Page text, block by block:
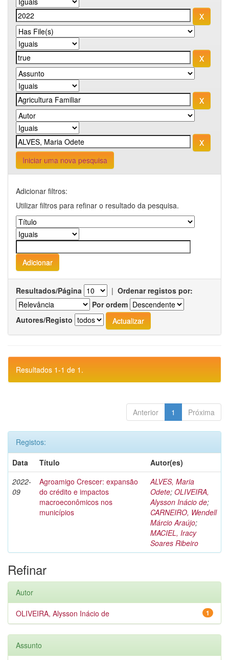
Iniciar uma nova pesquisa
Adicionar filtros:
Utilizar filtros para refinar o resultado da pesquisa.
Resultados/Página | Ordenar registos por:
Por ordem
Autores/Registo
Resultados 1-1 de 1.
Anterior 1 Próxima
Registos:
Data
Título
Autor(es)
2022-
09
Agroamigo Crescer: expansão
do crédito e impactos
macroeconômicos nos
municípios
ALVES, Maria
Odete; OLIVEIRA,
Alysson Inácio de;
CARNEIRO, Wendell
Márcio Araújo;
MACIEL, Iracy
Soares Ribeiro
Refinar
Autor
1
OLIVEIRA, Alysson Inácio de
Assunto